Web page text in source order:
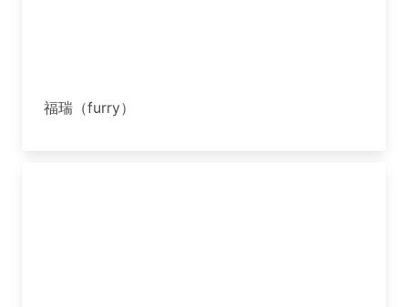
福瑞（furry）